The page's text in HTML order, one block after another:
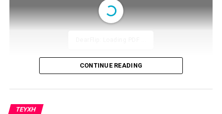
CONTINUE READING
ΤΕΎΧΗ